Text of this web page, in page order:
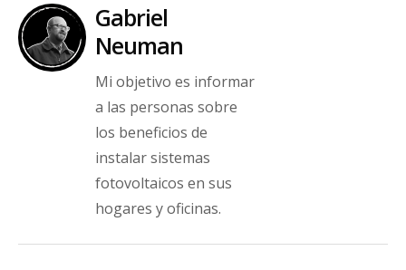
Gabriel
Neuman
Mi objetivo es informar
a las personas sobre
los beneficios de
instalar sistemas
fotovoltaicos en sus
hogares y oficinas.